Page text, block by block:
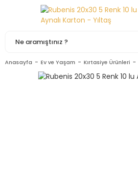
Anasayfa Ev ve Yaşam Kırtasiye Ürünleri